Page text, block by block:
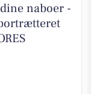
naboer -